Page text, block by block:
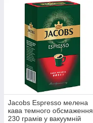
Jacobs Espresso мелена
кава темного обсмаження
230 грамів у вакуумній